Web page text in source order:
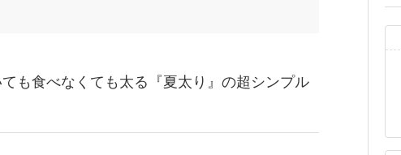
ても食べなくても太る『夏太り』の超シンプル